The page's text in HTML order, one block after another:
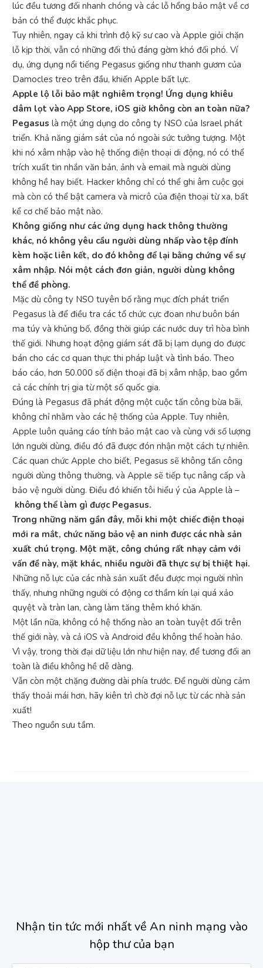
lúc đều tương đối nhanh chóng và các lỗ hổng bảo mật về cơ
bản có thể được khắc phục.
Tuy nhiên, ngay cả khi trình độ kỹ sư cao và Apple giỏi chặn
lỗ kịp thời, vẫn có những đối thủ đáng gờm khó đối phó. Ví
dụ, ứng dụng nổi tiếng Pegasus giống như thanh gươm của
Damocles treo trên đầu, khiến Apple bất lực.
Apple lộ lỗi bảo mật nghiêm trọng! Ứng dụng khiêu
dâm lọt vào App Store, iOS giờ không còn an toàn nữa?
Pegasus là một ứng dụng do công ty NSO của Israel phát
triển. Khả năng giám sát của nó ngoài sức tưởng tượng. Một
khi nó xâm nhập vào hệ thống điện thoại di động, nó có thể
trích xuất tin nhắn văn bản, ảnh và email mà người dùng
không hề hay biết. Hacker không chỉ có thể ghi âm cuộc gọi
mà còn có thể bật camera và micrô của điện thoại từ xa, bất
kể cơ chế bảo mật nào.
Không giống như các ứng dụng hack thông thường
khác, nó không yêu cầu người dùng nhấp vào tệp đính
kèm hoặc liên kết, do đó không để lại bằng chứng về sự
xâm nhập. Nói một cách đơn giản, người dùng không
thể đề phòng.
Mặc dù công ty NSO tuyên bố rằng mục đích phát triển
Pegasus là để điều tra các tổ chức cực đoan như buôn bán
ma túy và khủng bố, đồng thời giúp các nước duy trì hòa bình
thế giới. Nhưng hoạt động giám sát đã bị lạm dụng do được
bán cho các cơ quan thực thi pháp luật và tình báo. Theo
báo cáo, hơn 50.000 số điện thoại đã bị xâm nhập, bao gồm
cả các chính trị gia từ một số quốc gia.
Đúng là Pegasus đã phát động một cuộc tấn công bừa bãi,
không chỉ nhằm vào các hệ thống của Apple. Tuy nhiên,
Apple luôn quảng cáo tính bảo mật cao và cùng với số lượng
lớn người dùng, điều đó đã được đón nhận một cách tự nhiên.
Các quan chức Apple cho biết, Pegasus sẽ không tấn công
người dùng thông thường, và Apple sẽ tiếp tục nâng cấp và
bảo vệ người dùng. Điều đó khiến tôi hiểu ý của Apple là –
không thể làm gì được Pegasus.
Trong những năm gần đây, mỗi khi một chiếc điện thoại
mới ra mắt, chức năng bảo vệ an ninh được các nhà sản
xuất chú trọng. Một mặt, công chúng rất nhạy cảm với
vấn đề này, mặt khác, nhiều người đã thực sự bị thiệt hại.
Những nỗ lực của các nhà sản xuất đều được mọi người nhìn
thấy, nhưng những người có động cơ thầm kín lại quá xảo
quyệt và tràn lan, càng làm tăng thêm khó khăn.
Một lần nữa, không có hệ thống nào an toàn tuyệt đối trên
thế giới này, và cả iOS và Android đều không thể hoàn hảo.
Vì vậy, trong thời đại dữ liệu lớn như hiện nay, để tương đối an
toàn là điều không hề dễ dàng.
Vẫn còn một chặng đường dài phía trước. Để người dùng cảm
thấy thoải mái hơn, hãy kiên trì chờ đợi nỗ lực từ các nhà sản
xuất!
Theo nguồn sưu tầm.
Nhận tin tức mới nhất về An ninh mạng vào
hộp thư của bạn